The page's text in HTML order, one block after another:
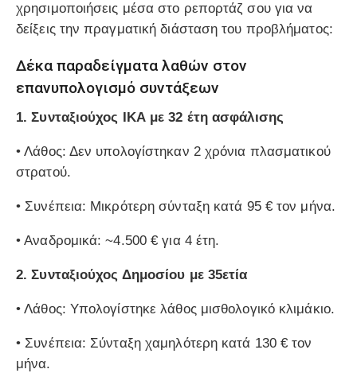
χρησιμοποιήσεις μέσα στο ρεπορτάζ σου για να
δείξεις την πραγματική διάσταση του προβλήματος:
Δέκα παραδείγματα λαθών στον
επανυπολογισμό συντάξεων
1.Συνταξιούχος ΙΚΑ με 32 έτη ασφάλισης
• Λάθος: Δεν υπολογίστηκαν 2 χρόνια πλασματικού
στρατού.
• Συνέπεια: Μικρότερη σύνταξη κατά 95 € τον μήνα.
• Αναδρομικά: ~4.500 € για 4 έτη.
2.Συνταξιούχος Δημοσίου με 35ετία
• Λάθος: Υπολογίστηκε λάθος μισθολογικό κλιμάκιο.
• Συνέπεια: Σύνταξη χαμηλότερη κατά 130 € τον
μήνα.